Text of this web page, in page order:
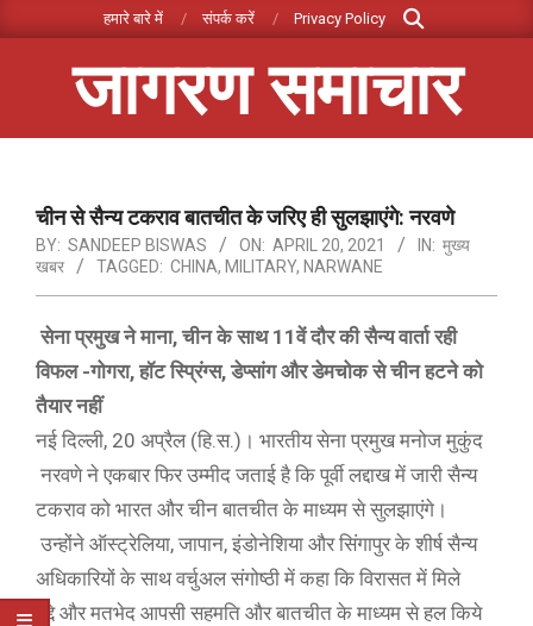
to
हमारे बारे में संपर्क करें Privacy Policy
Search
जागरण समाचार
Menuचीन से सैन्य टकराव बातचीत के जरिए ही सुलझाएंगे: नरवणे
BY: SANDEEP BISWAS ON: APRIL 20, 2021 IN: मुख्य
खबर
TAGGED: CHINA, MILITARY, NARWANE
​सेना प्रमुख ने माना, चीन के साथ 11वें दौर की सैन्य वार्ता ​रही
विफल -गोगरा, हॉट स्प्रिंग्स, डेप्सांग और डेमचोक से चीन हटने को
तैयार नहीं
नई दिल्ली, 20 अप्रैल (हि.स.)। भारतीय सेना प्रमुख मनोज मुकुंद​​
नरवणे ने एकबार फिर उम्मीद जताई है कि पूर्वी लद्दाख में जारी सैन्य
टकराव को भारत और चीन बातचीत के माध्यम से सुलझाएंगे।
उन्होंने ऑस्ट्रेलिया, जापान, इंडोनेशिया और सिंगापुर के शीर्ष सैन्य
अधिकारियों के साथ वर्चुअल संगोष्ठी में कहा कि विरासत में मिले
मुद्दे और मतभेद आपसी सहमति और बातचीत के माध्यम से हल किये